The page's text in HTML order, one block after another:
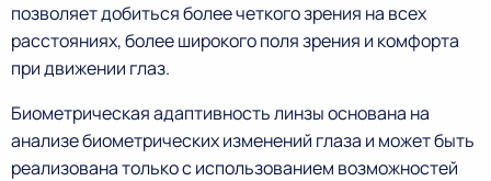
позволяет добиться более четкого зрения на всех
расстояниях, более широкого поля зрения и комфорта
при движении глаз.
Биометрическая адаптивность линзы основана на
анализе биометрических изменений глаза и может быть
реализована только с использованием возможностей